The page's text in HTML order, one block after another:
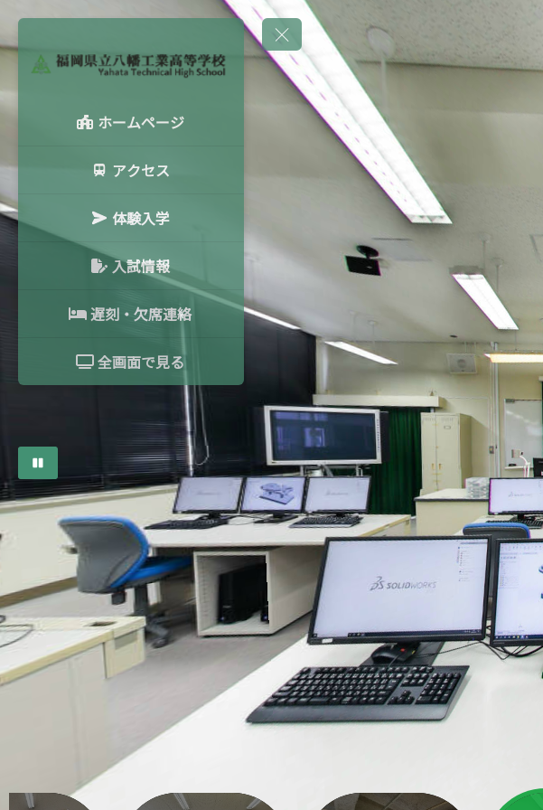
ホームページ
アクセス
体験入学
入試情報
遅刻・欠席連絡
全画面で見る